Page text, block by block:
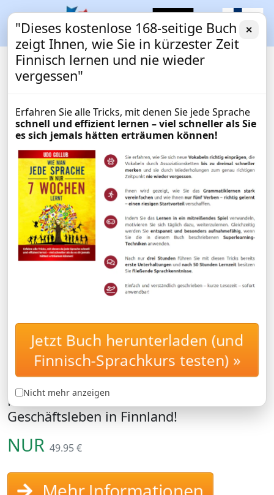
BUSINESSKURS
Business-Finnisch-Kurs
von Sprachenlernen24
Finnisch-Businesskurs: Lernen Sie den
Finnisch-Businesswortschatz für das
Geschäftsleben in Finnland!
NUR 49.95 €
"Dieses kostenlose 168-seitige Buch
zeigt Ihnen, wie Sie in kürzester Zeit
Finnisch lernen und nie wieder
vergessen"
✕
Erfahren Sie alle Tricks, mit denen Sie jede Sprache
schnell und effizient lernen – viel schneller als Sie
es sich jemals hätten erträumen können!
Jetzt Buch herunterladen (und
Finnisch-Sprachkurs testen) »
Nicht mehr anzeigen